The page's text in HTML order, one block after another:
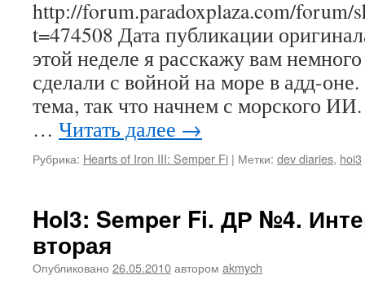
http://forum.paradoxplaza.com/forum/
t=474508 Дата публикации
этой неделе я расскажу вам
сделали с войной на море в адд-
тема, так что начнем с морского
… Читать далее →
Рубрика: Hearts of Iron III: Semper Fi | Метки: dev diaries, hoi3
HoI3: Semper Fi. ДР №4.
вторая
Опубликовано 26.05.2010автором akmych